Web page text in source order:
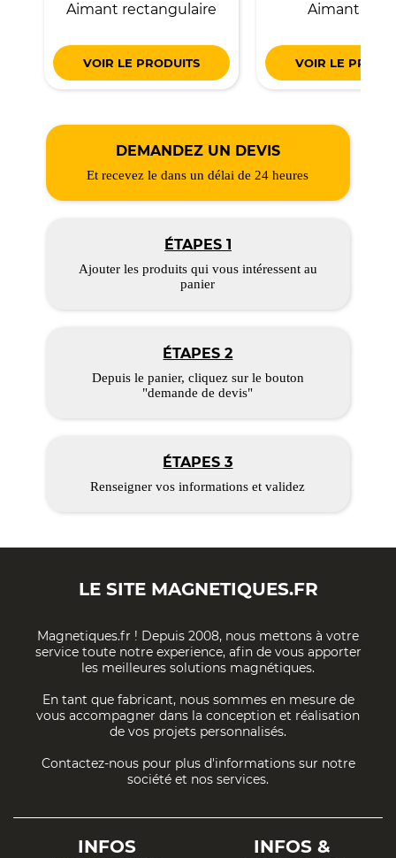
Aimant rectangulaire
VOIR LE PRODUITS
Aimant
VOIR LE
DEMANDEZ UN DEVIS
Et recevez le dans un délai de 24 heures
ÉTAPES 1
Ajouter les produits qui vous intéressent au
panier
ÉTAPES 2
Depuis le panier, cliquez sur le bouton
"demande de devis"
ÉTAPES 3
Renseigner vos informations et validez
LE SITE MAGNETIQUES.FR
Magnetiques.fr ! Depuis 2008, nous mettons à votre
service toute notre experience, afin de vous apporter
les meilleures solutions magnétiques.
En tant que fabricant, nous sommes en mesure de
vous accompagner dans la conception et réalisation
de vos projets personnalisés.
Contactez-nous pour plus d'informations sur notre
société et nos services.
INFOS
INFOS &